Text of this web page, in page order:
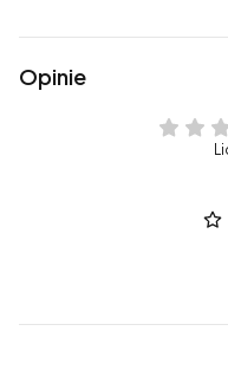
Opinie